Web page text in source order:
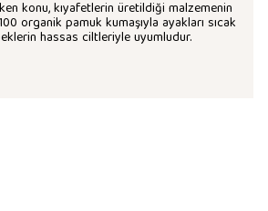
konu, kıyafetlerin üretildiği malzemenin
organik pamuk kumaşıyla ayakları sıcak
hassas ciltleriyle uyumludur.